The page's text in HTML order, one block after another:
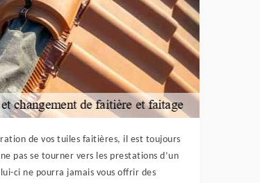
de vos tuiles faitières, il est toujours
pas se tourner vers les prestations d’un
ci ne pourra jamais vous offrir des